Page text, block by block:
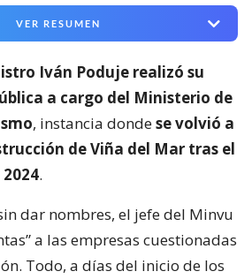
VER RESUMEN
Iván Poduje realizó su
a cargo del Ministerio de
, instancia dondese volvió a
de Viña del Mar tras el
.
dar nombres, el jefe del Minvu
a las empresas cuestionadas
Todo, a días del inicio de los